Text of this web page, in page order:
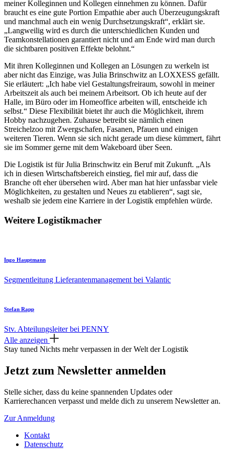
meiner Kolleginnen und Kollegen einnehmen zu können. Dafür
braucht es eine gute Portion Empathie aber auch Überzeugungskraft
und manchmal auch ein wenig Durchsetzungskraft“, erklärt sie.
„Langweilig wird es durch die unterschiedlichen Kunden und
Teamkonstellationen garantiert nicht und am Ende wird man durch
die sichtbaren positiven Effekte belohnt.“
Mit ihren Kolleginnen und Kollegen an Lösungen zu werkeln ist
aber nicht das Einzige, was Julia Brinschwitz an LOXXESS gefällt.
Sie erläutert: „Ich habe viel Gestaltungsfreiraum, sowohl in meiner
Arbeitszeit als auch bei meinem Arbeitsort. Ob ich heute auf der
Halle, im Büro oder im Homeoffice arbeiten will, entscheide ich
selbst.“ Diese Flexibilität bietet ihr auch die Möglichkeit, ihrem
Hobby nachzugehen. Zuhause betreibt sie nämlich einen
Streichelzoo mit Zwergschafen, Fasanen, Pfauen und einigen
weiteren Tieren. Wenn sie sich nicht gerade um diese kümmert, fährt
sie im Sommer gerne mit dem Wakeboard über Seen.
Die Logistik ist für Julia Brinschwitz ein Beruf mit Zukunft. „Als
ich in diesen Wirtschaftsbereich einstieg, fiel mir auf, dass die
Branche oft eher übersehen wird. Aber man hat hier unfassbar viele
Möglichkeiten, zu gestalten und Neues zu etablieren“, sagt sie,
weshalb sie jedem eine Karriere in der Logistik empfehlen würde.
Weitere Logistikmacher
Ingo Hauptmann
Segmentleitung Lieferantenmanagement bei Valantic
Stefan Rapp
Stv. Abteilungsleiter bei PENNY
Alle anzeigen
Stay tuned Nichts mehr verpassen in der Welt der Logistik
Jetzt zum Newsletter anmelden
Stelle sicher, dass du keine spannenden Updates oder
Karrierechancen verpasst und melde dich zu unserem Newsletter an.
Zur Anmeldung
Kontakt
Datenschutz